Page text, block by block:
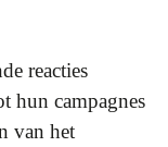
reacties
hun campagnes
van het